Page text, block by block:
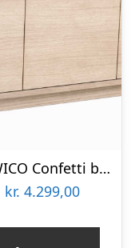
ROWICO Confetti bænk – hvidpigmenteret eg/lysegrå hynde, m. 3 skuffer
kr. 4.299,00